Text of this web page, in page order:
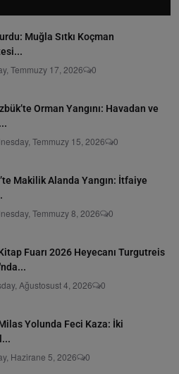
Muğla Sıtkı Koçman
Temmuzy 17, 2026 0
Orman Yangını: Havadan ve
Temmuzy 15, 2026 0
Makilik Alanda Yangın: İtfaiye
Temmuzy 8, 2026 0
Fuarı 2026 Heyecanı Turgutreis
Ağustosust 4, 2026 0
Yolunda Feci Kaza: İki
Hazirane 5, 2026 0